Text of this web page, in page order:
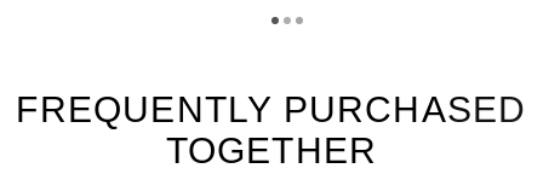
FREQUENTLY PURCHASED
TOGETHER